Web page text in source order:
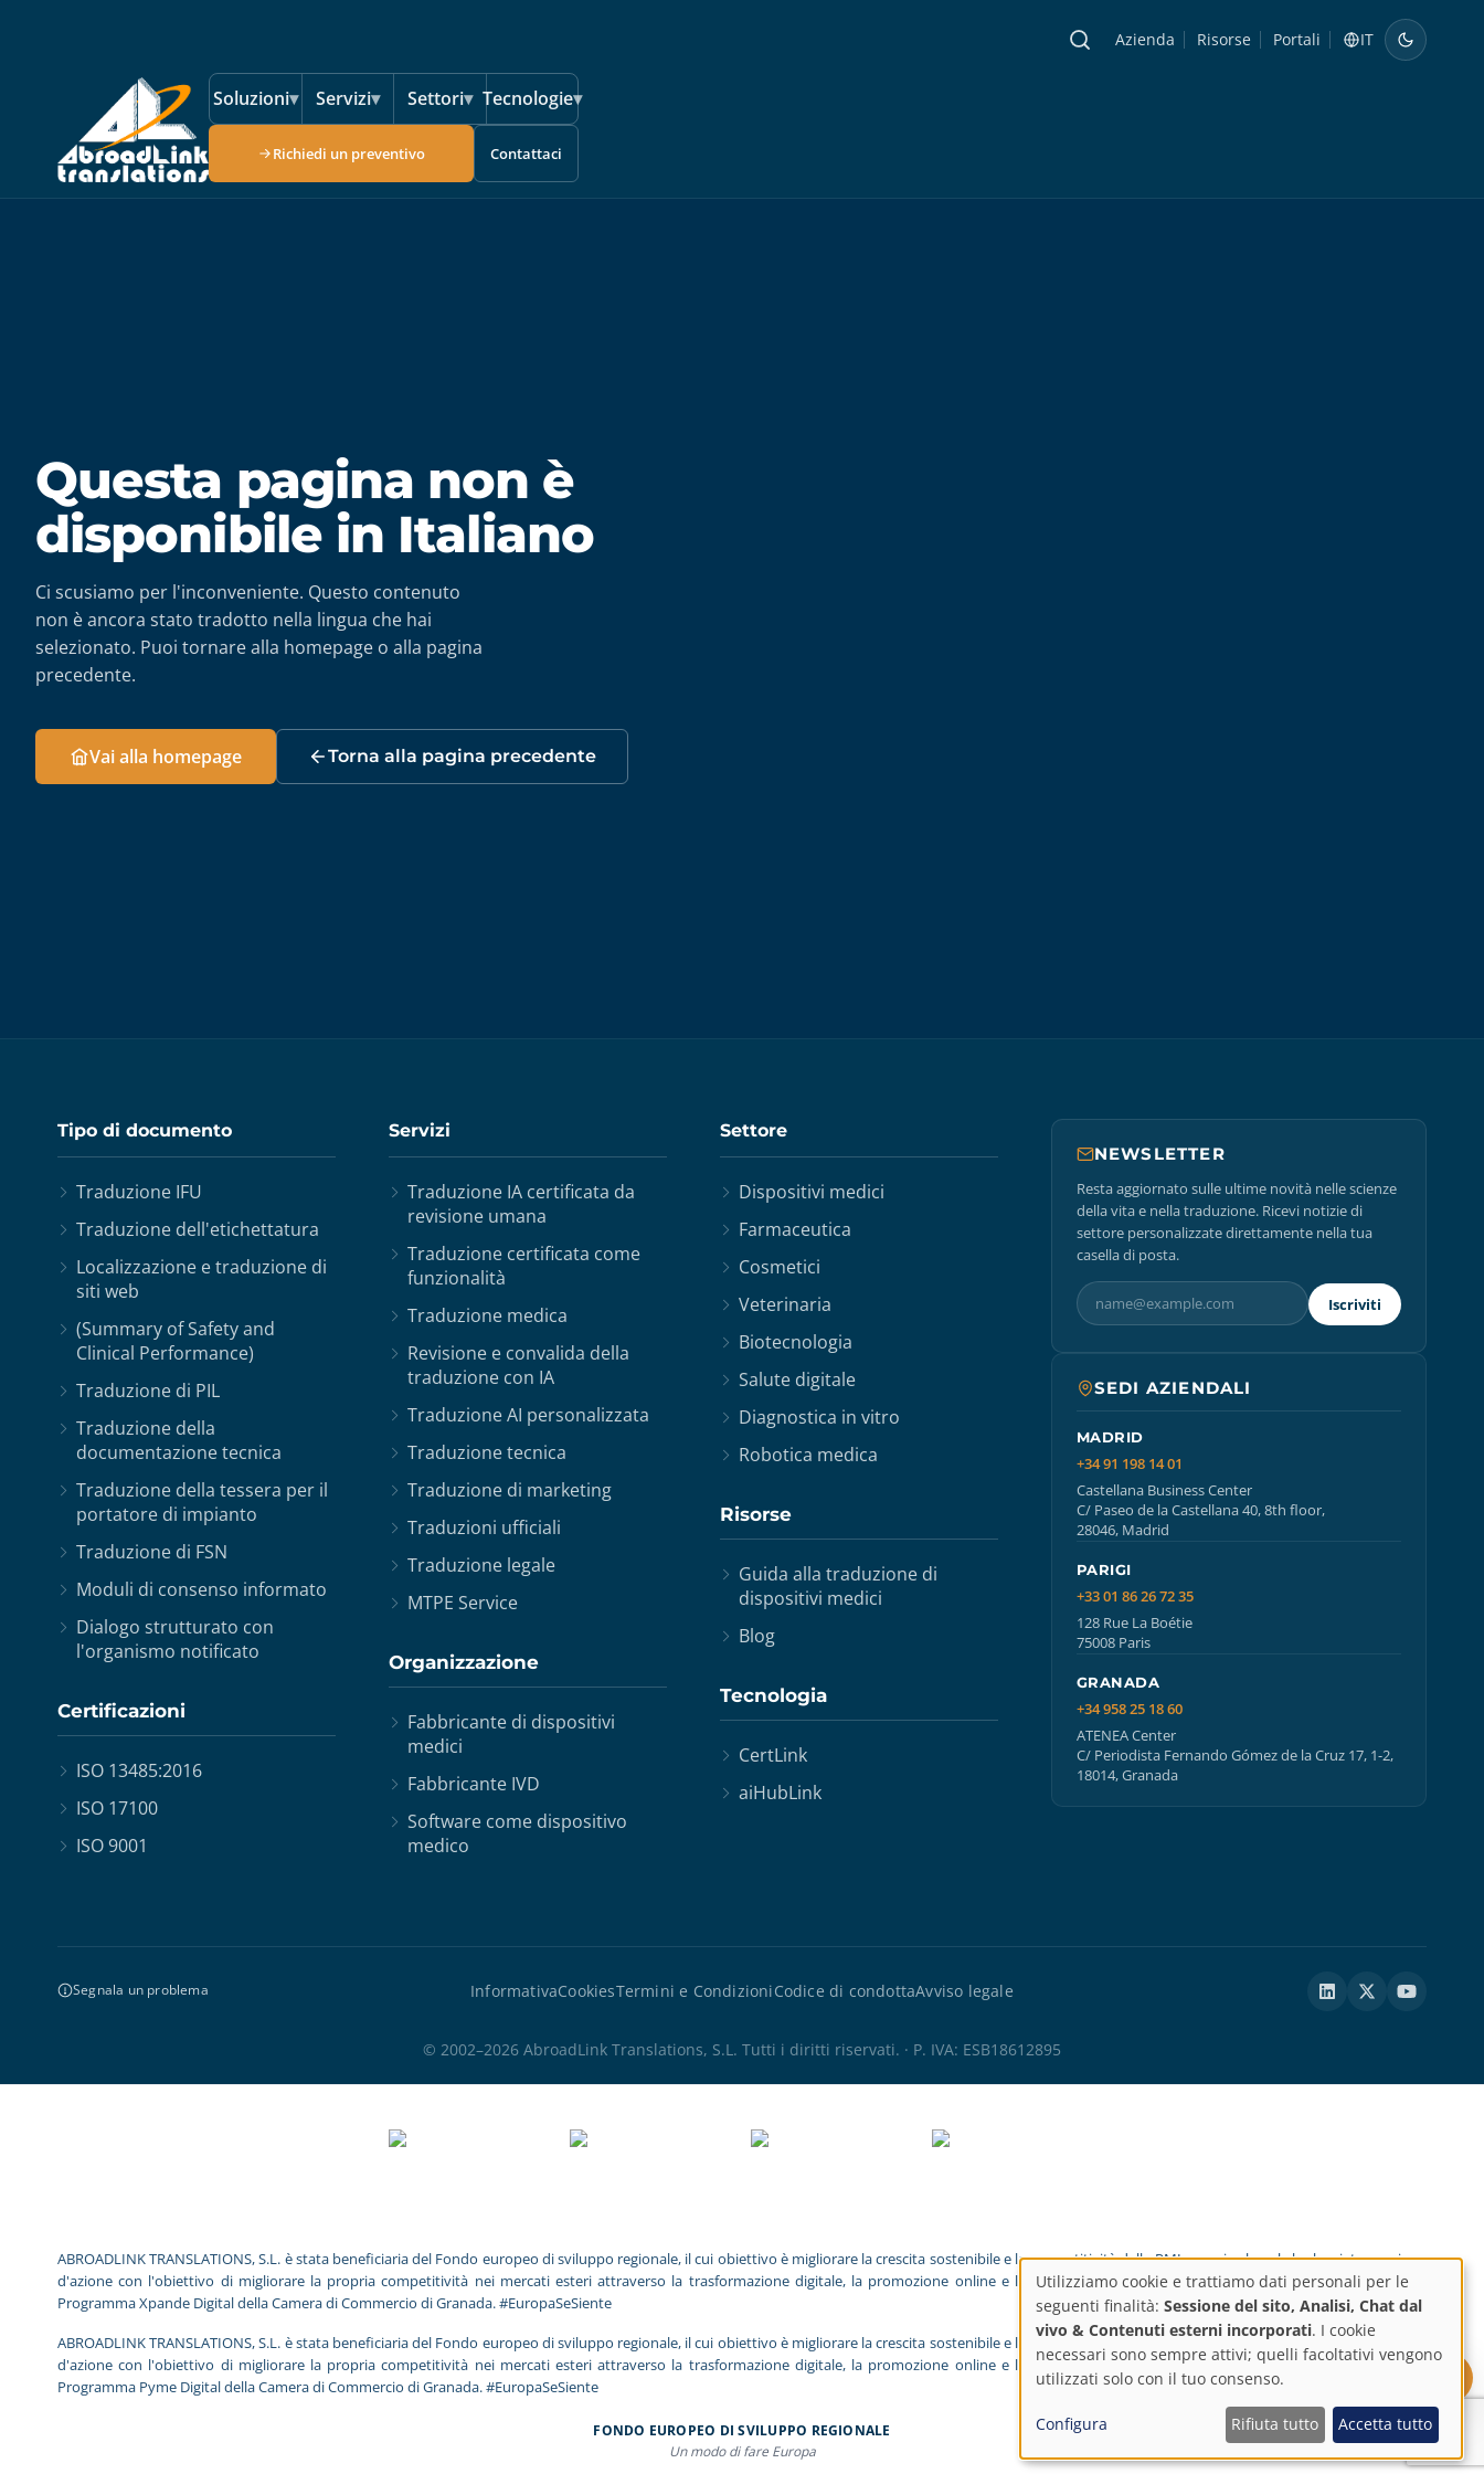
Azienda Risorse Portali IT
Soluzioni▾ Servizi▾ Settori▾ Tecnologie▾
Richiedi un preventivo Contattaci
Questa pagina non è
disponibile in Italiano
Ci scusiamo per l'inconveniente. Questo contenuto
non è ancora stato tradotto nella lingua che hai
selezionato. Puoi tornare alla homepage o alla pagina
precedente.
Vai alla homepage Torna alla pagina precedente
Tipo di documento
Traduzione IFU
Traduzione dell'etichettatura
Localizzazione e traduzione di
siti web
(Summary of Safety and
Clinical Performance)
Traduzione di PIL
Traduzione della
documentazione tecnica
Traduzione della tessera per il
portatore di impianto
Traduzione di FSN
Moduli di consenso informato
Dialogo strutturato con
l'organismo notificato
Certificazioni
ISO 13485:2016
ISO 17100
ISO 9001
Servizi
Traduzione IA certificata da
revisione umana
Traduzione certificata come
funzionalità
Traduzione medica
Revisione e convalida della
traduzione con IA
Traduzione AI personalizzata
Traduzione tecnica
Traduzione di marketing
Traduzioni ufficiali
Traduzione legale
MTPE Service
Organizzazione
Fabbricante di dispositivi
medici
Fabbricante IVD
Software come dispositivo
medico
Settore
Dispositivi medici
Farmaceutica
Cosmetici
Veterinaria
Biotecnologia
Salute digitale
Diagnostica in vitro
Robotica medica
Risorse
Guida alla traduzione di
dispositivi medici
Blog
Tecnologia
CertLink
aiHubLink
NEWSLETTER
Resta aggiornato sulle ultime novità nelle scienze
della vita e nella traduzione. Ricevi notizie di
settore personalizzate direttamente nella tua
casella di posta.
Iscriviti
SEDI AZIENDALI
MADRID
+34 91 198 14 01
Castellana Business Center
C/ Paseo de la Castellana 40, 8th floor,
28046, Madrid
PARIGI
+33 01 86 26 72 35
128 Rue La Boétie
75008 Paris
GRANADA
+34 958 25 18 60
ATENEA Center
C/ Periodista Fernando Gómez de la Cruz 17, 1-2,
18014, Granada
Segnala un problema InformativaCookiesTermini e CondizioniCodice di condottaAvviso legale
© 2002–2026 AbroadLink Translations, S.L. Tutti i diritti riservati. · P. IVA: ESB18612895
ABROADLINK TRANSLATIONS, S.L. è stata beneficiaria del Fondo europeo di sviluppo regionale, il cui obiettivo è migliorare la crescita sostenibile e la competitività delle PMI e grazie al quale ha lanciato un piano
d'azione con l'obiettivo di migliorare la propria competitività nei mercati esteri attraverso la trasformazione digitale, la promozione online e l'e-commerce nel 2025. A tal fine, ha ricevuto il sostegno del
Programma Xpande Digital della Camera di Commercio di Granada. #EuropaSeSiente
ABROADLINK TRANSLATIONS, S.L. è stata beneficiaria del Fondo europeo di sviluppo regionale, il cui obiettivo è migliorare la crescita sostenibile e la competitività delle PMI e grazie al quale ha lanciato un piano
d'azione con l'obiettivo di migliorare la propria competitività nei mercati esteri attraverso la trasformazione digitale, la promozione online e l'e-commerce nel 2025. A tal fine, ha ricevuto il sostegno del
Programma Pyme Digital della Camera di Commercio di Granada. #EuropaSeSiente
FONDO EUROPEO DI SVILUPPO REGIONALE
Un modo di fare Europa
Richiedi un preventivo
Impostazioni
sulla
privacy
Utilizziamo cookie e trattiamo dati personali per le
seguenti finalità: Sessione del sito, Analisi, Chat dal
vivo & Contenuti esterni incorporati. I cookie
necessari sono sempre attivi; quelli facoltativi vengono
utilizzati solo con il tuo consenso.
Configura Rifiuta tutto Accetta tutto